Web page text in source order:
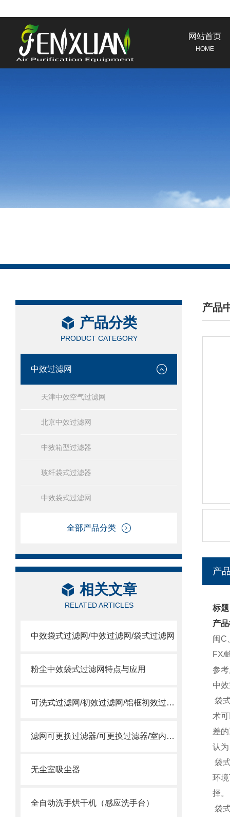
网站首页
HOME
产品分类
PRODUCT CATEGORY
中效过滤网
天津中效空气过滤网
北京中效过滤网
中效箱型过滤器
玻纤袋式过滤器
中效袋式过滤网
全部产品分类
相关文章
RELATED ARTICLES
中效袋式过滤网/中效过滤网/袋式过滤网
粉尘中效袋式过滤网特点与应用
可洗式过滤网/初效过滤网/铝框初效过滤网
滤网可更换过滤器/可更换过滤器/室内过滤器
无尘室吸尘器
全自动洗手烘干机（感应洗手台）
产品
/
产
标
产
闽C
FX/
参
中
袋
术
差
认
袋
环
择
袋